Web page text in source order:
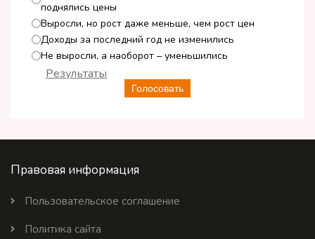
поднялись цены
Выросли, но рост даже меньше, чем рост цен
Доходы за последний год не изменились
Не выросли, а наоборот – уменьшились
Голосовать
Результаты
Правовая информация
Пользовательское соглашение
Политика сайта